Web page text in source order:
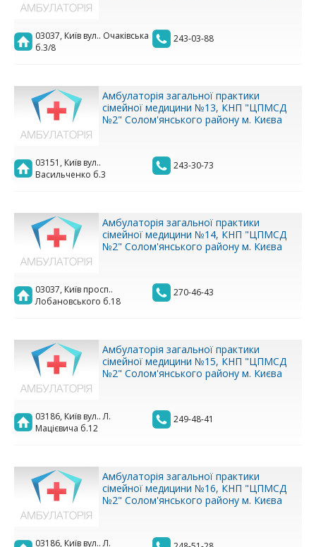
03037, Київ вул.. Очаківська
б.3/8
243-03-88
Амбулаторія загальної практики
сімейної медицини №13, КНП "ЦПМСД
№2" Солом'янського району м. Києва
03151, Київ вул..
Васильченко б.3
243-30-73
Амбулаторія загальної практики
сімейної медицини №14, КНП "ЦПМСД
№2" Солом'янського району м. Києва
03037, Київ просп..
Лобановського б.18
270-46-43
Амбулаторія загальної практики
сімейної медицини №15, КНП "ЦПМСД
№2" Солом'янського району м. Києва
03186, Київ вул.. Л.
Мацієвича б.12
249-48-41
Амбулаторія загальної практики
сімейної медицини №16, КНП "ЦПМСД
№2" Солом'янського району м. Києва
03186, Київ вул.. Л.